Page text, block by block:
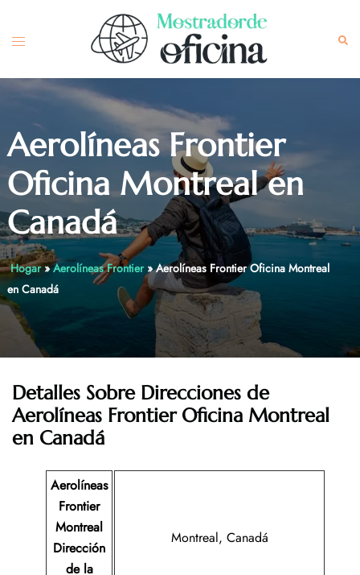
content
Toggle
Aerolíneas Frontier
Oficina Montreal en
Canadá
Hogar»Aerolíneas Frontier»Aerolíneas Frontier Oficina Montreal
en Canadá
Detalles Sobre Direcciones de
Aerolíneas Frontier Oficina Montreal
en Canadá
Aerolíneas
Frontier
Montreal
Dirección
de la
Montreal, Canadá